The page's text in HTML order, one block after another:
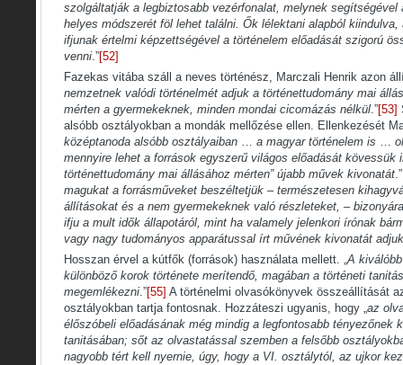
szolgáltatják a legbiztosabb vezérfonalat, melynek segítségével
helyes módszerét föl lehet találni. Ők lélektani alapból
ifjunak értelmi képzettségével a történelem előadását szigorú
venni.”[52]
Fazekas vitába száll a neves történész, Marczali Henrik azon
nemzetnek valódi történelmét adjuk a történettudomány mai
mérten a gyermekeknek, minden mondai cicomázás nélkül.”[53]
alsóbb osztályokban a mondák mellőzése ellen. Ellenkezését
középtanoda alsóbb osztályaiban … a magyar történelem is …
mennyire lehet a források egyszerű világos előadását kövessük
történettudomány mai állásához mérten” újabb művek kivonatát
magukat a forrásműveket beszéltetjük – természetesen
állításokat és a nem gyermekeknek való részleteket, –
ifju a mult idők állapotáról, mint ha valamely jelenkori írónak
vagy nagy tudományos apparátussal írt művének kivonatát adjuk
Hosszan érvel a kútfők (források) használata mellett. „A
különböző korok története merítendő, magában a történeti
megemlékezni.”[55] A történelmi olvasókönyvek összeállítását
osztályokban tartja fontosnak. Hozzáteszi ugyanis, hogy „az
élőszóbeli előadásának még mindig a legfontosabb tényezőnek
tanitásában; sőt az olvastatással szemben a felsőbb
nagyobb tért kell nyernie, úgy, hogy a VI. osztálytól, az ujkor